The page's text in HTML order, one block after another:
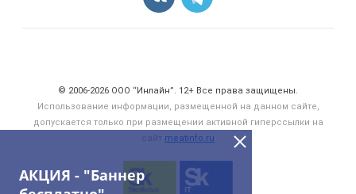
АКЦИЯ - "Баннер
© 2006‑2026 ООО “Инлайн”. 12+ Все права защищены.
Использование информации, размещенной на данном сайте,
допускается только при размещении активной гиперссылки на
meatinfo.ru